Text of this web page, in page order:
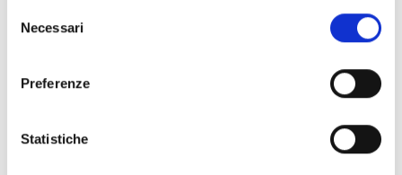
delNecessari
Preferenze
Statistiche
i consorzi, le associazioni, le federazioni e le società
cooperative, a condizione che tutti i partecipanti al
proponenti di cui alle lett. a), e), f) e g);
le reti di impresa, composte da soggetti di cui alla lett.